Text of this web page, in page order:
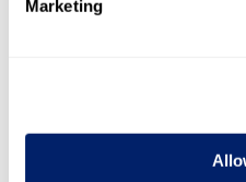
Marketing
Revisionsstelle wird vom
Unabhängig­keit der
die relevanten Abläufe und